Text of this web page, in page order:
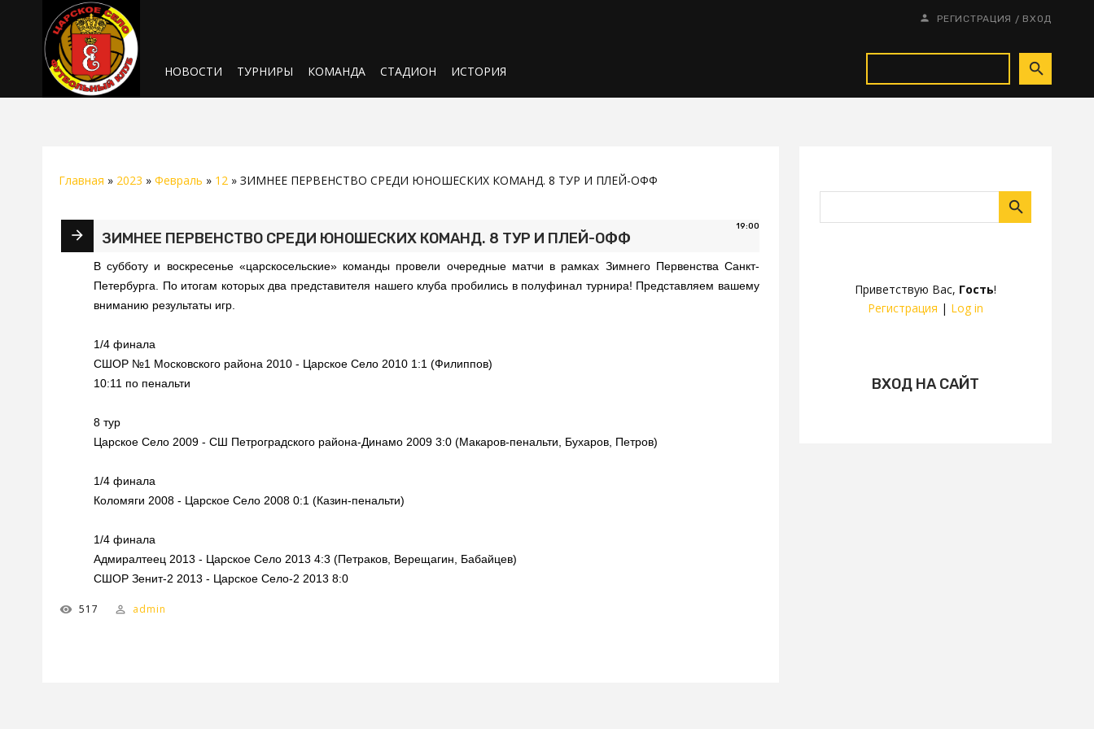
РЕГИСТРАЦИЯ / ВХОД
НОВОСТИ ТУРНИРЫ КОМАНДА СТАДИОН ИСТОРИЯ
Приветствую Вас, Гость!
Регистрация | Log in
ВХОД НА САЙТ
Главная » 2023 » Февраль » 12 » ЗИМНЕЕ ПЕРВЕНСТВО СРЕДИ ЮНОШЕСКИХ КОМАНД. 8 ТУР И ПЛЕЙ-ОФФ
19:00
ЗИМНЕЕ ПЕРВЕНСТВО СРЕДИ ЮНОШЕСКИХ КОМАНД. 8 ТУР И ПЛЕЙ-ОФФ
В субботу и воскресенье «царскосельские» команды провели очередные матчи в рамках Зимнего Первенства Санкт-
Петербурга. По итогам которых два представителя нашего клуба пробились в полуфинал турнира! Представляем вашему
вниманию результаты игр.
1/4 финала
СШОР №1 Московского района 2010 - Царское Село 2010 1:1 (Филиппов)
10:11 по пенальти
8 тур
Царское Село 2009 - СШ Петроградского района-Динамо 2009 3:0 (Макаров-пенальти, Бухаров, Петров)
1/4 финала
Коломяги 2008 - Царское Село 2008 0:1 (Казин-пенальти)
1/4 финала
Адмиралтеец 2013 - Царское Село 2013 4:3 (Петраков, Верещагин, Бабайцев)
СШОР Зенит-2 2013 - Царское Село-2 2013 8:0
517 admin